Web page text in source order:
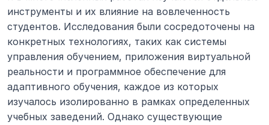
инструменты и их влияние на вовлеченность
студентов. Исследования были сосредоточены на
конкретных технологиях, таких как системы
управления обучением, приложения виртуальной
реальности и программное обеспечение для
адаптивного обучения, каждое из которых
изучалось изолированно в рамках определенных
учебных заведений. Однако существующие